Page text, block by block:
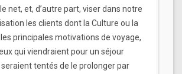
net, et, d’autre part, viser dans notre
les clients dont la Culture ou la
principales motivations de voyage,
qui viendraient pour un séjour
tentés de le prolonger par